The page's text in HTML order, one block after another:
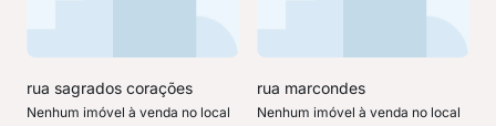
rua sagrados corações
Nenhum imóvel à venda no local
rua marcondes
Nenhum imóvel à venda no local